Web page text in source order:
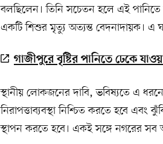
বলছিলেন। তিনি সচেতন হলে এই পানিতে
একটি শিশুর মৃত্যু অত্যন্ত বেদনাদায়ক। এ
গাজীপুরে বৃষ্টির পানিতে ঢেকে
স্থানীয় লোকজনের দাবি, ভবিষ্যতে এ
নিরাপত্তাব্যবস্থা নিশ্চিত করতে হবে এবং
স্থাপন করতে হবে। একই সঙ্গে নগরের সব